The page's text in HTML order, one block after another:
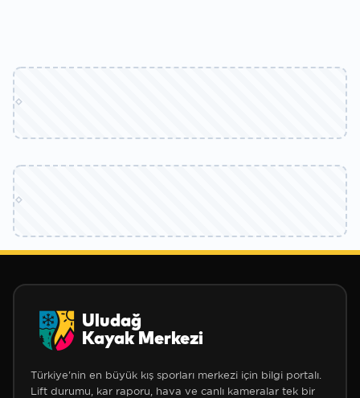
Uludağ
Kayak Merkezi
Türkiye'nin en büyük kış sporları merkezi için bilgi portalı.
Lift durumu, kar raporu, hava ve canlı kameralar tek bir